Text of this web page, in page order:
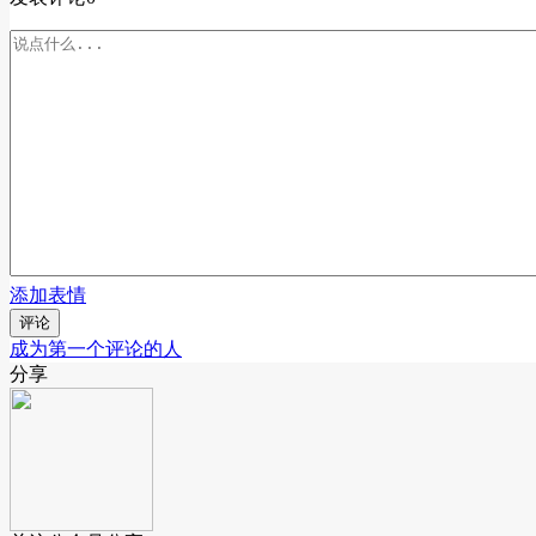
添加表情
评论
成为第一个评论的人
分享